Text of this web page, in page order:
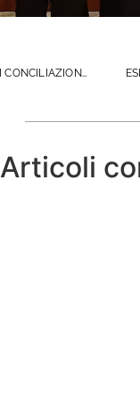
CONVOCATO DAL MIUR ORGANISMO DI CONCILIAZIONE E RAFFREDDAMENTO.
Articoli